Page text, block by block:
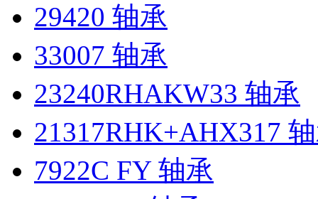
29420 轴承
33007 轴承
23240RHAKW33 轴承
21317RHK+AHX317
7922C FY 轴承